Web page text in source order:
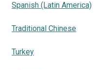
Spanish (Latin America)
Traditional Chinese
Turkey